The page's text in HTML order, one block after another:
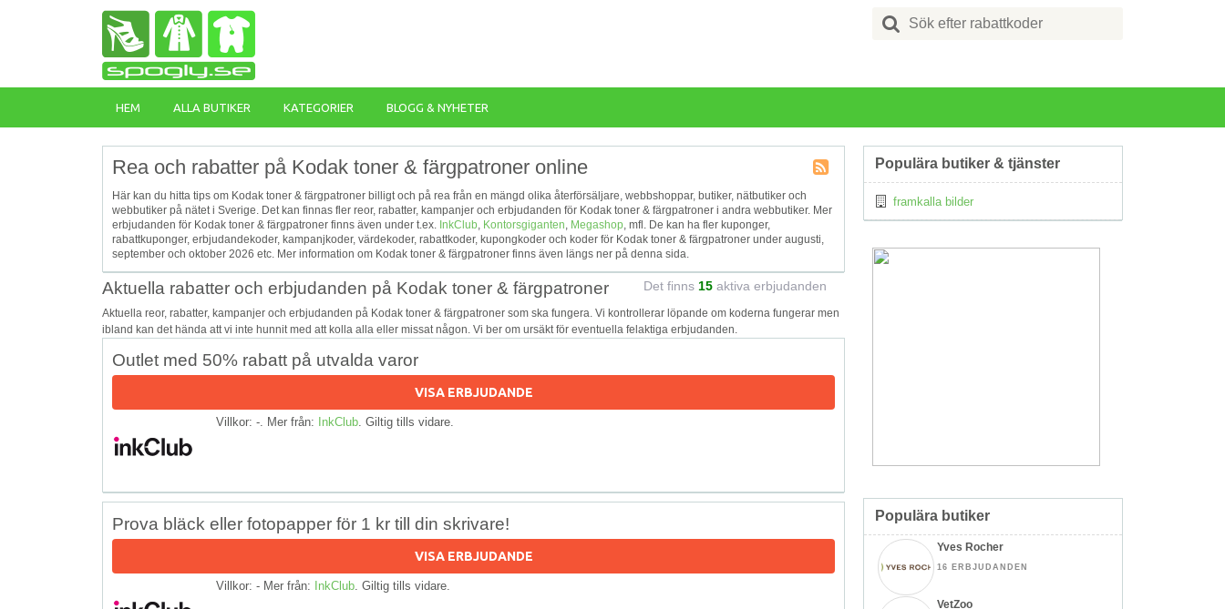
Search
for:
HEM ALLA BUTIKER KATEGORIER BLOGG & NYHETER
Tagg
Rea och rabatter på Kodak toner & färgpatroner online
Här kan du hitta tips om Kodak toner & färgpatroner billigt och på rea från en mängd olika återförsäljare, webbshoppar, butiker, nätbutiker och
webbutiker på nätet i Sverige. Det kan finnas fler reor, rabatter, kampanjer och erbjudanden för Kodak toner & färgpatroner i andra webbutiker. Mer
erbjudanden för Kodak toner & färgpatroner finns även under t.ex. InkClub, Kontorsgiganten, Megashop, mfl. De kan ha fler kuponger,
rabattkuponger, erbjudandekoder, kampanjkoder, värdekoder, rabattkoder, kupongkoder och koder för Kodak toner & färgpatroner under augusti,
september och oktober 2026 etc. Mer information om Kodak toner & färgpatroner finns även längs ner på denna sida.
Aktuella rabatter och erbjudanden på Kodak toner & färgpatroner Det finns 15 aktiva erbjudanden
Aktuella reor, rabatter, kampanjer och erbjudanden på Kodak toner & färgpatroner som ska fungera. Vi kontrollerar löpande om koderna fungerar men
ibland kan det hända att vi inte hunnit med att kolla alla eller missat någon. Vi ber om ursäkt för eventuella felaktiga erbjudanden.
Outlet med 50% rabatt på utvalda varor
VISA ERBJUDANDE
Villkor: -. Mer från: InkClub . Giltig tills vidare.
Prova bläck eller fotopapper för 1 kr till din skrivare!
VISA ERBJUDANDE
Villkor: - Mer från: InkClub . Giltig tills vidare.
Populära butiker & tjänster
framkalla bilder
Populära butiker
Yves Rocher
16 ERBJUDANDEN
VetZoo